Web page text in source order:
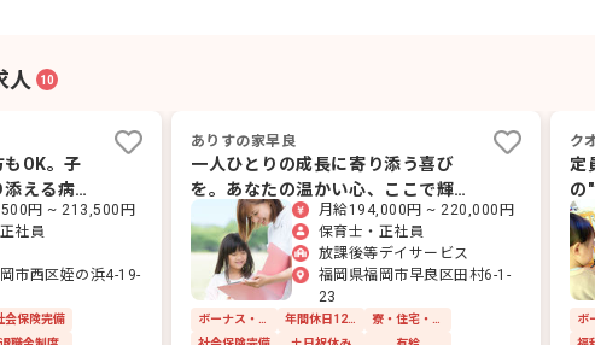
人 10
OK。子
える病児
円 ~ 213,500円
社員
市西区姪の浜4-19-
会保険完備
ありすの家早良
一人ひとりの成長に寄り添う喜び
を。あなたの温かい心、ここで輝か
せませんか？
月給194,000円 ~ 220,000円
保育士・正社員
放課後等デイサービス
福岡県福岡市早良区田村6-1-
23
年間休日120日以上
ク
定
の
仕